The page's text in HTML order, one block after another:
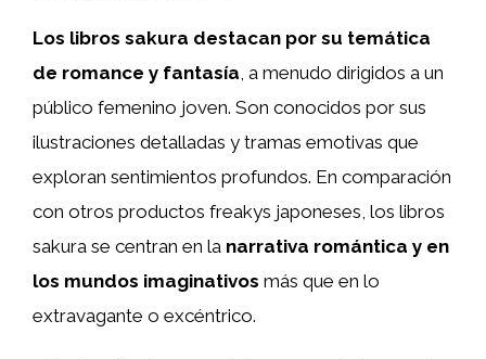
Los libros sakura destacan por su temática
de romance y fantasía , a menudo dirigidos a un
público femenino joven. Son conocidos por sus
ilustraciones detalladas y tramas emotivas que
exploran sentimientos profundos. En comparación
con otros productos freakys japoneses, los libros
sakura se centran en la narrativa romántica y en
los mundos imaginativos más que en lo
extravagante o excéntrico.